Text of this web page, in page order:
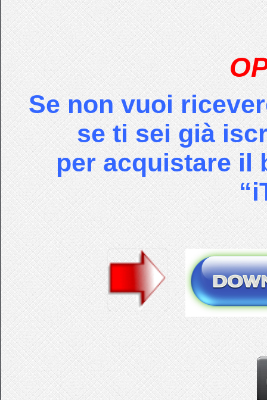
Se non vuoi
se ti sei già
per acquistare il